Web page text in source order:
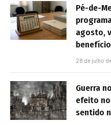
Pé-de-
agosto,
benefício
28 de julho
Guerra
efeito
sentido